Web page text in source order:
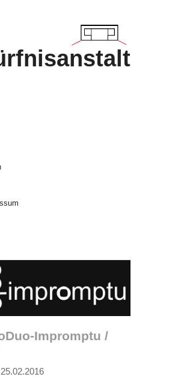
Impromptu /